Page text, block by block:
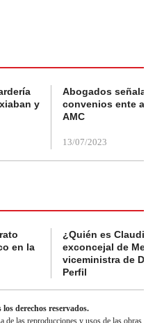
y
Abogados
convenios ente
AMC
13/07/2023
en la
¿Quién es Claudia
exconcejal de
viceministra de
Perfil
derechos reservados.
las reproducciones y usos de las obras